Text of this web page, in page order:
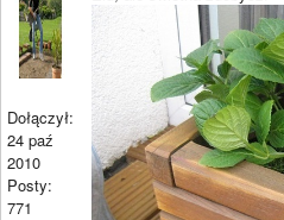
Dołączył:
24 paź
2010
Posty:
771